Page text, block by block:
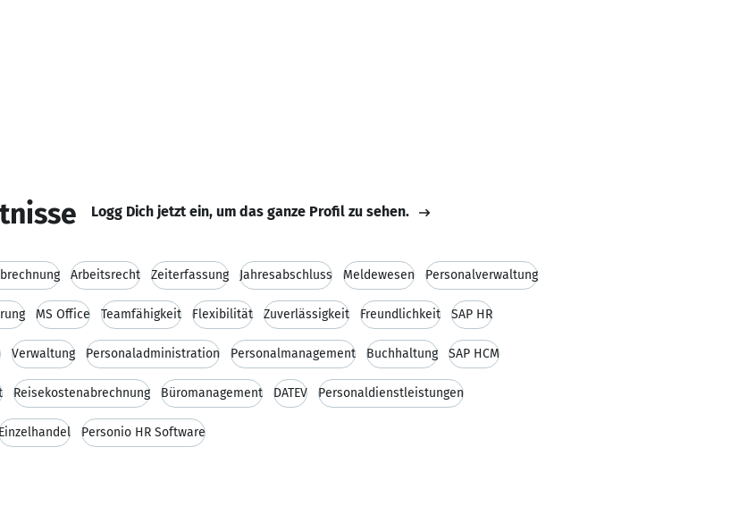
Logg Dich jetzt ein, um das ganze Profil zu sehen.
Arbeitsrecht Zeiterfassung Jahresabschluss Meldewesen Personalverwaltung
MS Office Teamfähigkeit Flexibilität Zuverlässigkeit Freundlichkeit SAP HR
Verwaltung Personaladministration Personalmanagement Buchhaltung SAP HCM
Reisekostenabrechnung Büromanagement DATEV Personaldienstleistungen
Personio HR Software